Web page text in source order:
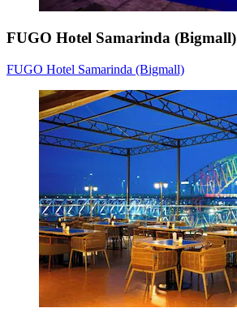
FUGO Hotel Samarinda (Bigmall)
FUGO Hotel Samarinda (Bigmall)